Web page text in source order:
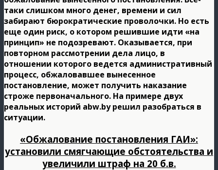
таки слишком много денег, времени и сил
забирают бюрократические проволочки. Но есть
еще один риск, о котором решившие идти «на
принцип» не подозревают. Оказывается, при
повторном рассмотрении дела лицо, в
отношении которого ведется административный
процесс, обжаловавшее вынесенное
постановление, может получить наказание
строже первоначального. На примере двух
реальных историй abw.by решил разобраться в
ситуации.
«Обжалование постановления ГАИ»:
установили смягчающие обстоятельства и
увеличили штраф на 20 б.в.